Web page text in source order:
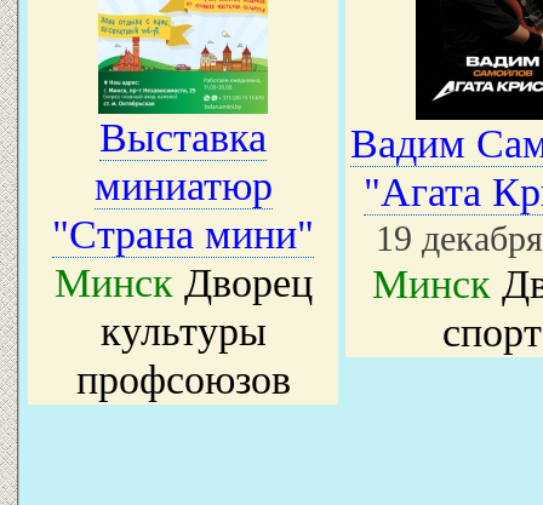
Выставка
миниатюр
"Страна мини"
Минск Дворец
культуры
профсоюзов
Вадим
"Агата
19
Минск